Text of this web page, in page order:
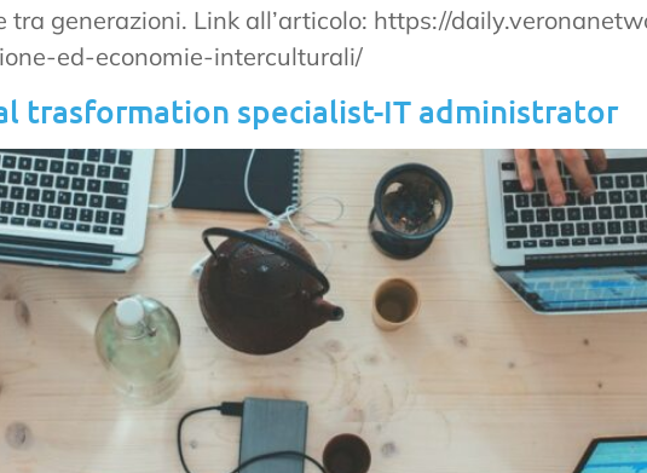
generazioni. Link all’articolo: https://
ed-economie-interculturali/
trasformation specialist-IT administrator